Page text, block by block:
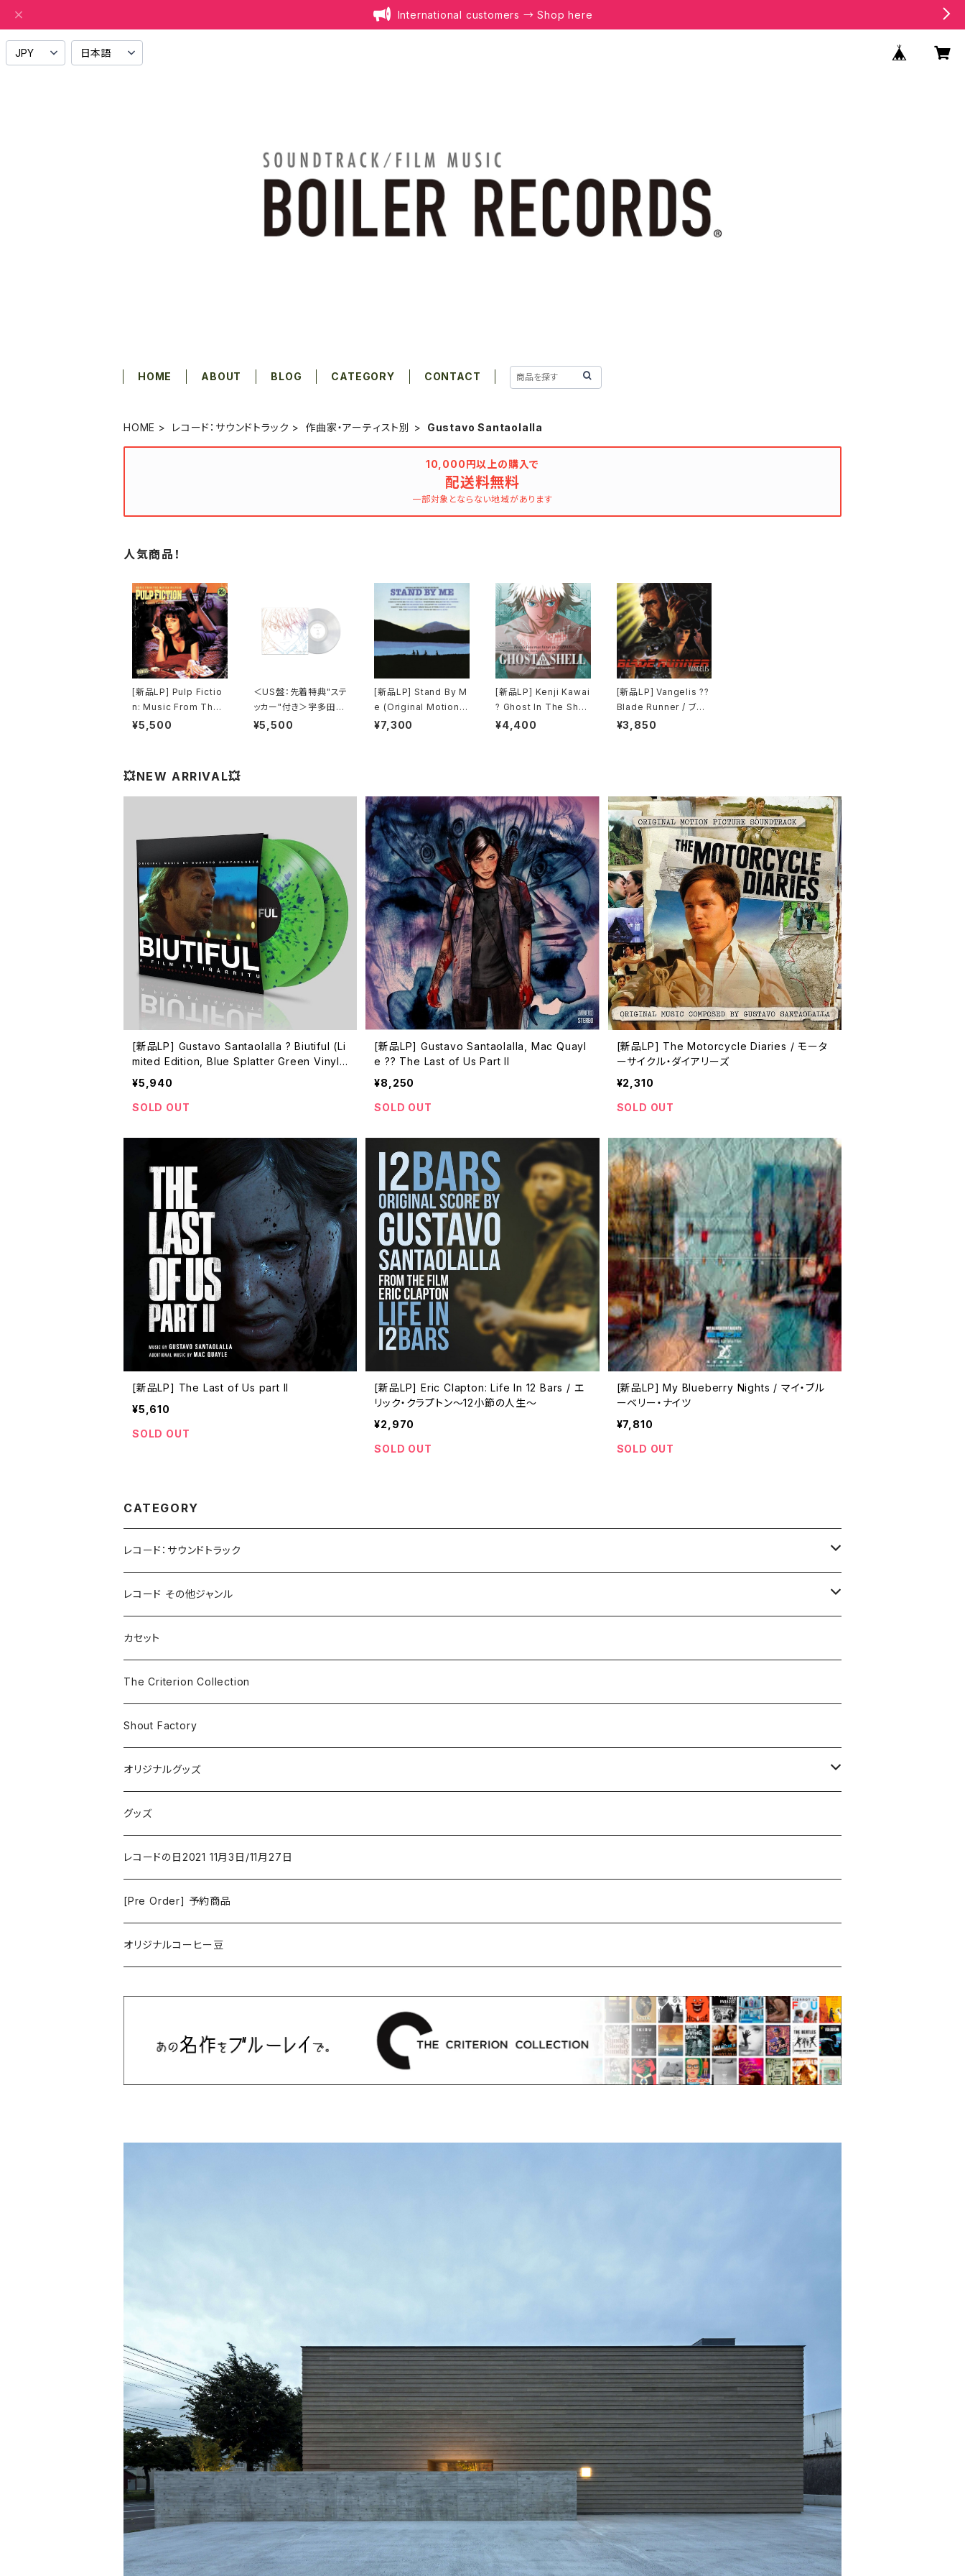
International customers → Shop here
HOME ABOUT BLOG CATEGORY CONTACT
HOME レコード：サウンドトラック 作曲家・アーティスト別 Gustavo Santaolalla
10,000円以上の購入で
配送料無料
一部対象とならない地域があります
人気商品！
[新品LP] Pulp Fictio
n: Music From The
Motion Picture (180
¥5,500
＜US盤：先着特典"ステ
ッカー"付き＞宇多田ヒ
カル - One Last Kiss
¥5,500
[新品LP] Stand By M
e (Original Motion P
icture Soundtrack) /
¥7,300
[新品LP] Kenji Kawai
? Ghost In The Shell
(Original Soundtrac
¥4,400
[新品LP] Vangelis ??
Blade Runner / ブレ
ードランナー
¥3,850
💥NEW ARRIVAL💥
[新品LP] Gustavo Santaolalla ? Biutiful (Li
mited Edition, Blue Splatter Green Vinyl,
180g) / BIUTIFUL ビューティフル
¥5,940
SOLD OUT
[新品LP] Gustavo Santaolalla, Mac Quayl
e ?? The Last of Us Part II
¥8,250
SOLD OUT
[新品LP] The Motorcycle Diaries / モータ
ーサイクル・ダイアリーズ
¥2,310
SOLD OUT
[新品LP] The Last of Us part II
¥5,610
SOLD OUT
[新品LP] Eric Clapton: Life In 12 Bars / エ
リック・クラプトン〜12小節の人生〜
¥2,970
SOLD OUT
[新品LP] My Blueberry Nights / マイ・ブル
ーベリー・ナイツ
¥7,810
SOLD OUT
CATEGORY
レコード：サウンドトラック
ホラー/スリラー
SF
ドラマ/ロマンス
アクション/クライム
コメディ
ファンタジー/アドベンチャー
アニメーション
ゲーム
ミュージカル/音楽/ドキュメンタリー/コンピ
Panos Cosmatos
David Lynch
Ridley Scott
宮崎 駿
Krzysztof Kieślowski
Angelo Badalamenti
Atticus Ross (アッティカス・ロス)
Ben Salisbury
Benjamin Wallfisch
Bernard Herrmann
レコード その他ジャンル
Rock & Pop
The Smiths
Iron and Wine
Grouper
Bill Callahan
Phoebe Bridgers
細野晴臣
Classical
Electronic & Ambient
New Order
Jazz
カセット
The Criterion Collection
Shout Factory
オリジナルグッズ
コーヒー
洋服
グッズ
レコードの日2021 11月3日/11月27日
[Pre Order] 予約商品
オリジナルコーヒー豆